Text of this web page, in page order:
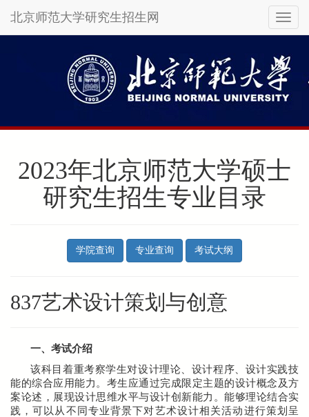
Toggle
北京师范大学研究生招生网
2023年北京师范大学硕士
研究生招生专业目录
学院查询 专业查询 考试大纲
837艺术设计策划与创意
一、考试介绍
该科目着重考察学生对设计理论、设计程序、设计实践技
能的综合应用能力。考生应通过完成限定主题的设计概念及方
案论述，展现设计思维水平与设计创新能力。能够理论结合实
践，可以从不同专业背景下对艺术设计相关活动进行策划呈